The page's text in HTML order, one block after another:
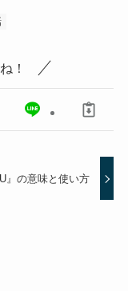
！
』の意味と使い方